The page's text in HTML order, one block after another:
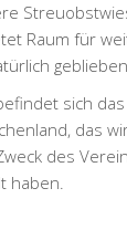
Raum für
sich
das
des
haben.